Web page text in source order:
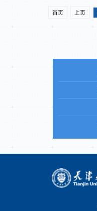
首页 上页